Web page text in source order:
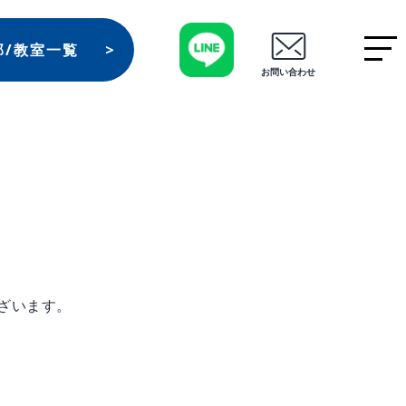
/教室一覧
お問い合わせ
ます。